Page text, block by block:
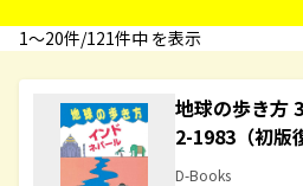
1〜20件/121件中 を表示
地球の歩き方
2-1983（初版
D-Books